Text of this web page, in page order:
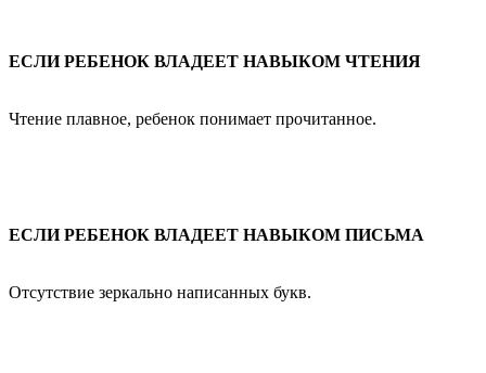
ЕСЛИ РЕБЕНОК ВЛАДЕЕТ НАВЫКОМ ЧТЕНИЯ
Чтение плавное, ребенок понимает прочитанное.
ЕСЛИ РЕБЕНОК ВЛАДЕЕТ НАВЫКОМ ПИСЬМА
Отсутствие зеркально написанных букв.